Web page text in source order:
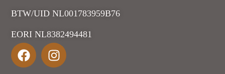
BTW/UID NL001783959B76
EORI NL8382494481